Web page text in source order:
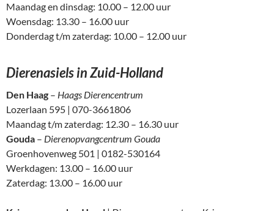
Maandag en dinsdag: 10.00 – 12.00 uur
Woensdag: 13.30 – 16.00 uur
Donderdag t/m zaterdag: 10.00 – 12.00 uur
Dierenasiels in Zuid-Holland
Den Haag – Haags Dierencentrum
Lozerlaan 595 | 070-3661806
Maandag t/m zaterdag: 12.30 – 16.30 uur
Gouda – Dierenopvangcentrum Gouda
Groenhovenweg 501 | 0182-530164
Werkdagen: 13.00 – 16.00 uur
Zaterdag: 13.00 – 16.00 uur